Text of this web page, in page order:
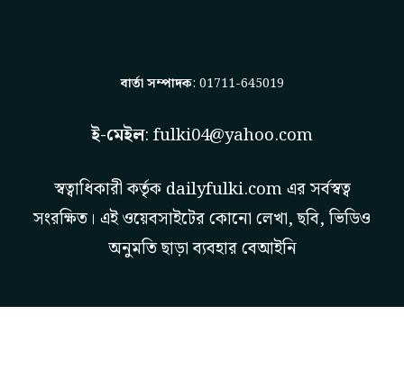
বার্তা সম্পাদক: 01711-645019
ই-মেইল: fulki04@yahoo.com
স্বত্বাধিকারী কর্তৃক dailyfulki.comএর সর্বস্বত্ব
সংরক্ষিত। এই ওয়েবসাইটের কোনো লেখা, ছবি, ভিডিও
অনুমতি ছাড়া ব্যবহার বেআইনি